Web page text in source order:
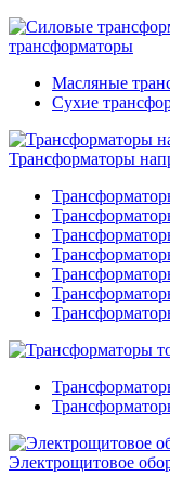
трансформаторы
Масляные
Сухие
Трансформаторы
Электрощитовое